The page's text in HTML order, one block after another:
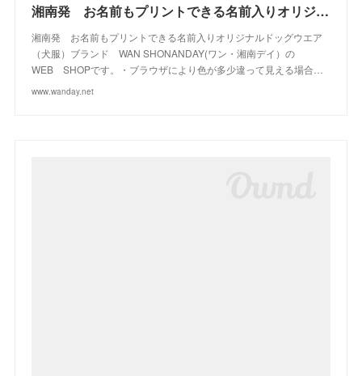
(2) 湘南発 お名前もプリントできる名前入りオリジナルドッグウエアブランド WAN SHONANDAY(ワン・湘南デイ）の WEB SHOPです
湘南発 お名前もプリントできる名前入りオリジナルドッグウエア
（犬服）ブランド WAN SHONANDAY(ワン・湘南デイ）の
WEB SHOPです。・ブラウザにより色が多少違って見える場合…
www.wanday.net